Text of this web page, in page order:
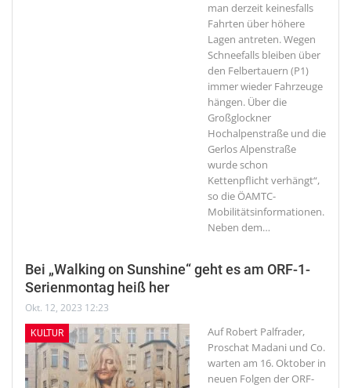
man derzeit keinesfalls
Fahrten über höhere
Lagen antreten. Wegen
Schneefalls bleiben über
den Felbertauern (P1)
immer wieder Fahrzeuge
hängen. Über die
Großglockner
Hochalpenstraße und die
Gerlos Alpenstraße
wurde schon
Kettenpflicht verhängt“,
so die ÖAMTC-
Mobilitätsinformationen.
Neben dem…
Bei „Walking on Sunshine“ geht es am ORF-1-
Serienmontag heiß her
Okt. 12, 2023 12:23
KULTUR
Auf Robert Palfrader,
Proschat Madani und Co.
warten am 16. Oktober in
neuen Folgen der ORF-